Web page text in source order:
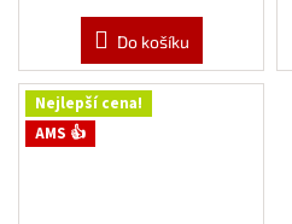
Do košíku
Nejlepší cena!
AMS 👍